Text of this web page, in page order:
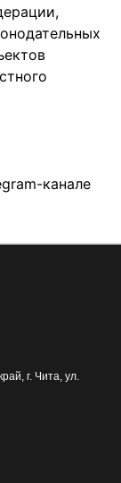
канале
г. Чита, ул.